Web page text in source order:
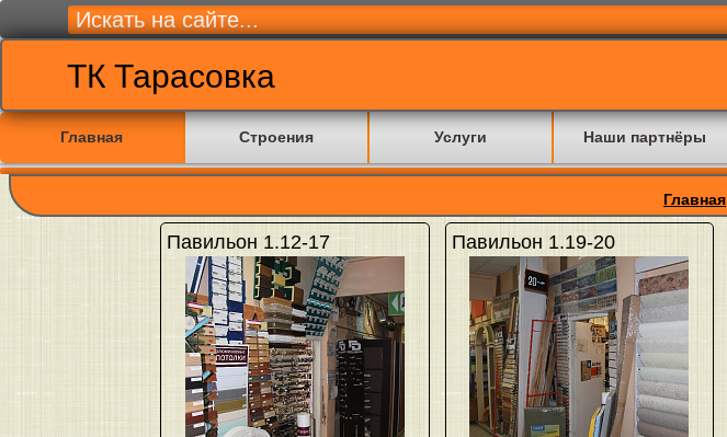
ТК Тарасовка
Главная Строения Услуги Наши партнёры
Главная
Павильон 1.12-17 Павильон 1.19-20